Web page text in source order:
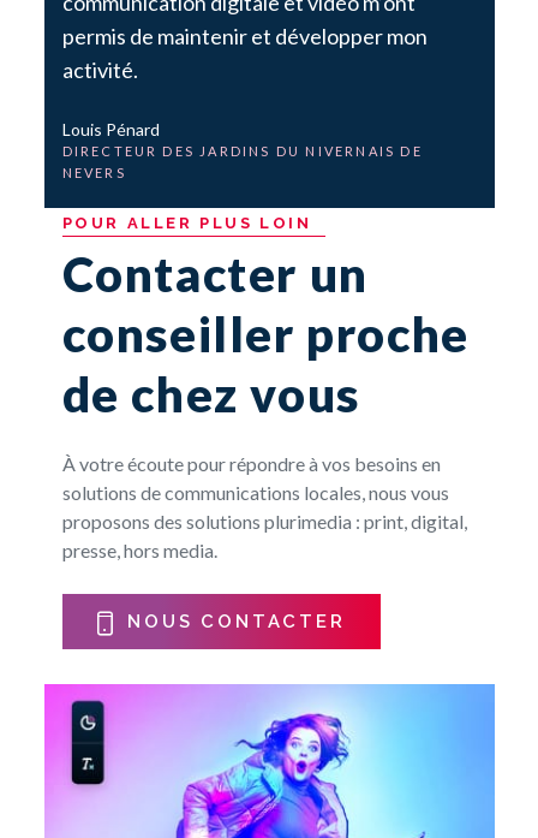
permis de maintenir et développer mon
activité.
Louis Pénard
DIRECTEUR DES JARDINS DU NIVERNAIS DE
NEVERS
POUR ALLER PLUS LOIN
Contacter un
conseiller proche
de chez vous
À votre écoute pour répondre à vos besoins en
solutions de communications locales, nous vous
proposons des solutions plurimedia : print, digital,
presse, hors media.
NOUS CONTACTER